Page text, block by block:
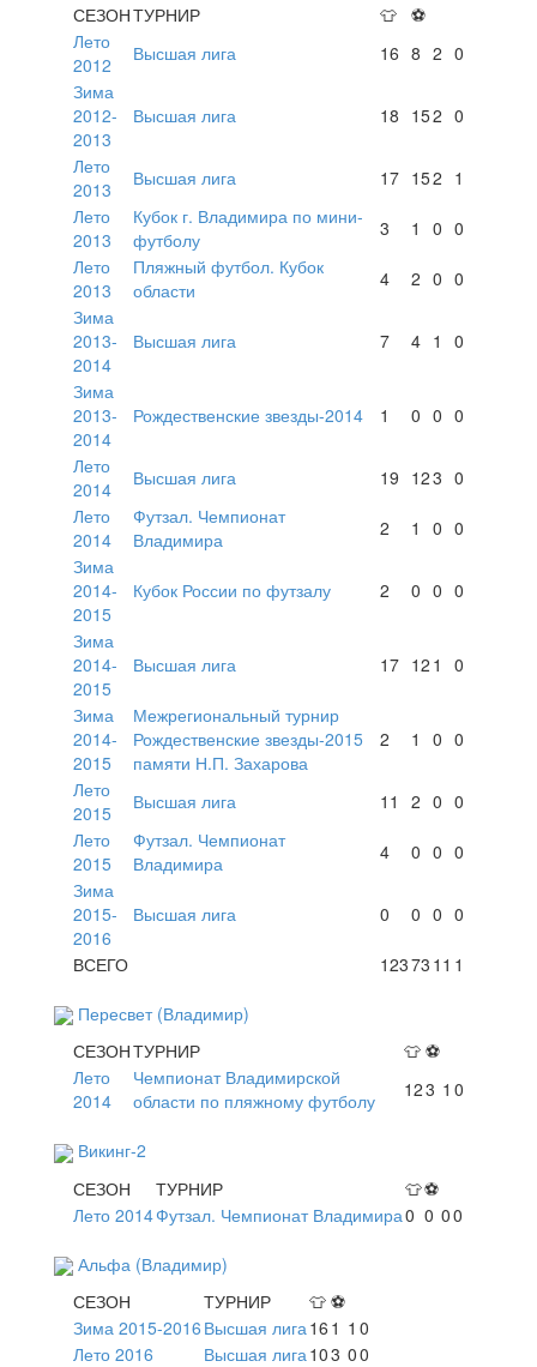
СЕЗОНТУРНИР 👕 ⚽
Лето
2012
Высшая лига 16 8 2 0
Зима
2012-
2013
Высшая лига 18 152 0
Лето
2013
Высшая лига 17 152 1
Лето
2013
Кубок г. Владимира по мини-
футболу
3 1 0 0
Лето
2013
Пляжный футбол. Кубок
области
4 2 0 0
Зима
2013-
2014
Высшая лига 7 4 1 0
Зима
2013-
2014
Рождественские звезды-2014 1 0 0 0
Лето
2014
Высшая лига 19 123 0
Лето
2014
Футзал. Чемпионат
Владимира
2 1 0 0
Зима
2014-
2015
Кубок России по футзалу 2 0 0 0
Зима
2014-
2015
Высшая лига 17 12 1 0
Зима
2014-
2015
Межрегиональный турнир
Рождественские звезды-2015
памяти Н.П. Захарова
2 1 0 0
Лето
2015
Высшая лига 11 2 0 0
Лето
2015
Футзал. Чемпионат
Владимира
4 0 0 0
Зима
2015-
2016
Высшая лига 0 0 0 0
ВСЕГО 12373 11 1
Пересвет (Владимир)
СЕЗОНТУРНИР 👕 ⚽
Лето
2014
Чемпионат Владимирской
области по пляжному футболу
123 1 0
Викинг-2
СЕЗОН
ТУРНИР 👕⚽
Лето 2014Футзал. Чемпионат Владимира0 0 00
Альфа (Владимир)
СЕЗОН
ТУРНИР 👕 ⚽
Зима 2015-2016 Высшая лига 16 1 1 0
Лето 2016
Высшая лига 103 00